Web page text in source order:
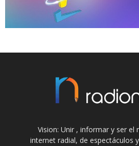
Vision: Unir , informar y ser
internet radial, de espectáculos